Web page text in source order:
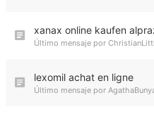
xanax online kaufen
Último mensaje por
lexomil achat en ligne
Último mensaje por